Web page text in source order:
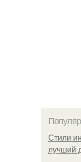
Стили
лучший